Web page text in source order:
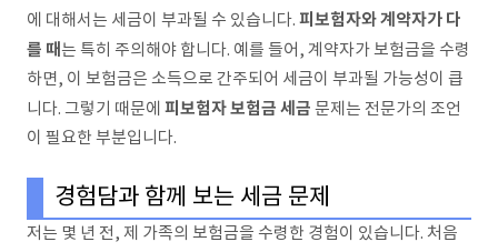
에 대해서는 세금이 부과될 수 있습니다. 피보험자와 계약자가 다
를 때는 특히 주의해야 합니다. 예를 들어, 계약자가 보험금을 수령
하면, 이 보험금은 소득으로 간주되어 세금이 부과될 가능성이 큽
니다. 그렇기 때문에 피보험자 보험금 세금 문제는 전문가의 조언
이 필요한 부분입니다.
경험담과 함께 보는 세금 문제
저는 몇 년 전, 제 가족의 보험금을 수령한 경험이 있습니다. 처음